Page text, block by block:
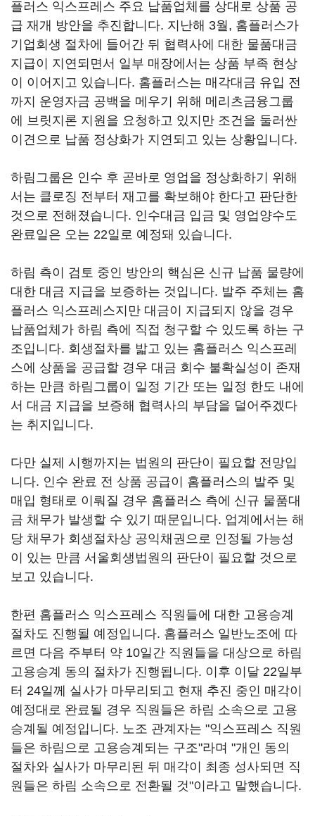
플러스 익스프레스 주요 납품업체를 상대로 상품 공
급 재개 방안을 추진합니다. 지난해 3월, 홈플러스가
기업회생 절차에 들어간 뒤 협력사에 대한 물품대금
지급이 지연되면서 일부 매장에서는 상품 부족 현상
이 이어지고 있습니다. 홈플러스는 매각대금 유입 전
까지 운영자금 공백을 메우기 위해 메리츠금융그룹
에 브릿지론 지원을 요청하고 있지만 조건을 둘러싼
이견으로 납품 정상화가 지연되고 있는 상황입니다.
하림그룹은 인수 후 곧바로 영업을 정상화하기 위해
서는 클로징 전부터 재고를 확보해야 한다고 판단한
것으로 전해졌습니다. 인수대금 입금 및 영업양수도
완료일은 오는 22일로 예정돼 있습니다.
하림 측이 검토 중인 방안의 핵심은 신규 납품 물량에
대한 대금 지급을 보증하는 것입니다. 발주 주체는 홈
플러스 익스프레스지만 대금이 지급되지 않을 경우
납품업체가 하림 측에 직접 청구할 수 있도록 하는 구
조입니다. 회생절차를 밟고 있는 홈플러스 익스프레
스에 상품을 공급할 경우 대금 회수 불확실성이 존재
하는 만큼 하림그룹이 일정 기간 또는 일정 한도 내에
서 대금 지급을 보증해 협력사의 부담을 덜어주겠다
는 취지입니다.
다만 실제 시행까지는 법원의 판단이 필요할 전망입
니다. 인수 완료 전 상품 공급이 홈플러스의 발주 및
매입 형태로 이뤄질 경우 홈플러스 측에 신규 물품대
금 채무가 발생할 수 있기 때문입니다. 업계에서는 해
당 채무가 회생절차상 공익채권으로 인정될 가능성
이 있는 만큼 서울회생법원의 판단이 필요할 것으로
보고 있습니다.
한편 홈플러스 익스프레스 직원들에 대한 고용승계
절차도 진행될 예정입니다. 홈플러스 일반노조에 따
르면 다음 주부터 약 10일간 직원들을 대상으로 하림
고용승계 동의 절차가 진행됩니다. 이후 이달 22일부
터 24일께 실사가 마무리되고 현재 추진 중인 매각이
예정대로 완료될 경우 직원들은 하림 소속으로 고용
승계될 예정입니다. 노조 관계자는 "익스프레스 직원
들은 하림으로 고용승계되는 구조"라며 "개인 동의
절차와 실사가 마무리된 뒤 매각이 최종 성사되면 직
원들은 하림 소속으로 전환될 것"이라고 말했습니다.